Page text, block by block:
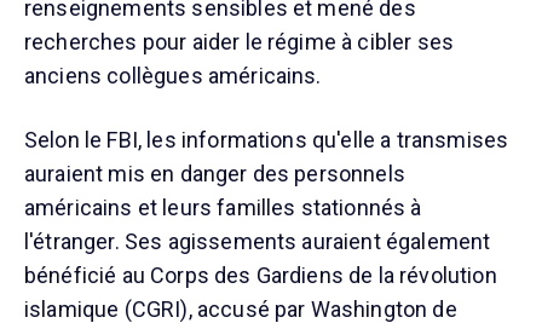
renseignements sensibles et mené des
recherches pour aider le régime à cibler ses
anciens collègues américains.
Selon le FBI, les informations qu'elle a transmises
auraient mis en danger des personnels
américains et leurs familles stationnés à
l'étranger. Ses agissements auraient également
bénéficié au Corps des Gardiens de la révolution
islamique (CGRI), accusé par Washington de